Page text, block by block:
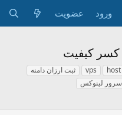
ورود عضویت
vps
ثبت ارزان دامنه
سرور لینوکس